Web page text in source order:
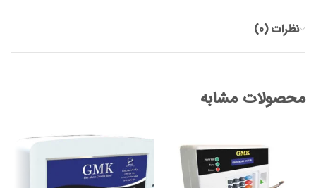
نظرات (0)
محصولات مشابه